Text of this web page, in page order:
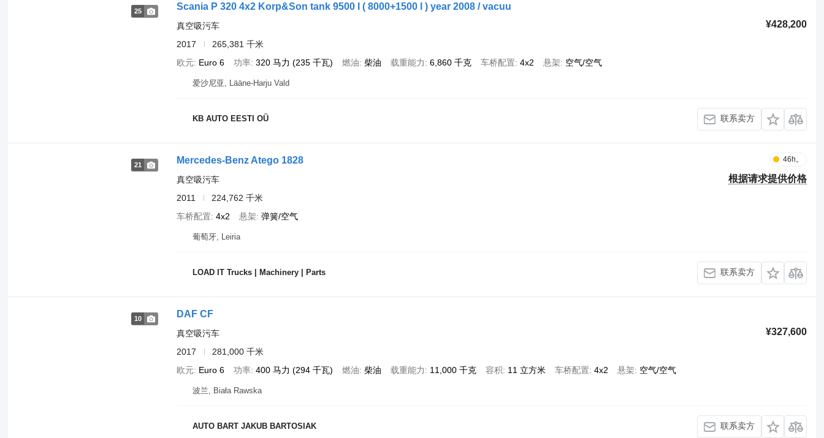
25
Scania P 320 4x2 Korp&Son tank 9500 l ( 8000+1500 l ) year 2008 / vacuu
¥428,200
真空吸污车
2017
265,381 千米
欧元 Euro 6 功率 320 马力 (235 千瓦) 燃油 柴油 载重能力 6,860 千克 车桥配置 4x2 悬架 空气/空气
爱沙尼亚, Lääne-Harju Vald
KB AUTO EESTI OÜ 联系卖方
21 Mercedes-Benz Atego 1828 46h。
根据请求提供价格
真空吸污车
2011
224,762 千米
车桥配置 4x2 悬架 弹簧/空气
葡萄牙, Leiria
LOAD IT Trucks | Machinery | Parts 联系卖方
10
DAF CF
¥327,600
真空吸污车
2017
281,000 千米
欧元 Euro 6 功率 400 马力 (294 千瓦) 燃油 柴油 载重能力 11,000 千克 容积 11 立方米 车桥配置 4x2 悬架 空气/空气
波兰, Biała Rawska
AUTO BART JAKUB BARTOSIAK 联系卖方